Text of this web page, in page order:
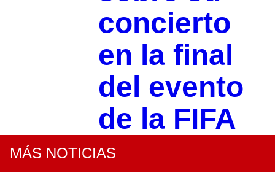
concierto
en la final
del evento
de la FIFA
MÁS NOTICIAS